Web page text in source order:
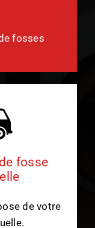
fosses
fosse
de votre